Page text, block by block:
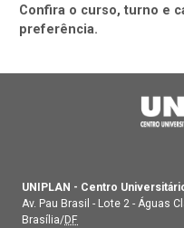
Confira o curso, turno e
preferência.
UNIPLAN - Centro
Av. Pau Brasil - Lote 2 - Águas
Brasília/DF